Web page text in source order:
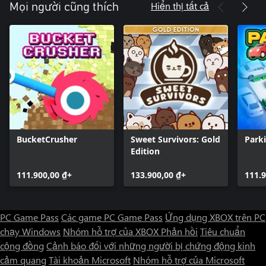
Mọi người cũng thích Hiển thị tất cả
BucketCrusher
111.900,00 ₫+
Sweet Survivors: Gold
Edition
133.900,00 ₫+
PC Game Pass Các game PC Game Pass Ứng dụng XBOX trên PC
chạy Windows Nhóm hỗ trợ của XBOX Phản hồi Tiêu chuẩn
cộng đồng Cảnh báo đối với những người bị chứng động kinh
cảm quang Tài khoản Microsoft Nhóm hỗ trợ của Microsoft